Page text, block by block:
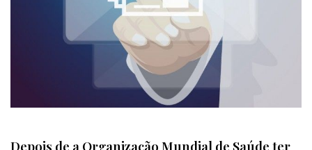
Depois de a Organização Mundial de Saúde ter